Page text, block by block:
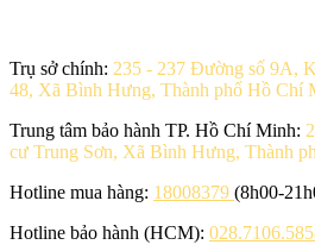
Trụ sở chính: 235 - 237 Đường số 9A,
48, Xã Bình Hưng, Thành phố Hồ Chí
Trung tâm bảo hành TP. Hồ Chí Minh:
cư Trung Sơn, Xã Bình Hưng, Thành
Hotline mua hàng: 18008379 (8h00-
Hotline bảo hành (HCM):